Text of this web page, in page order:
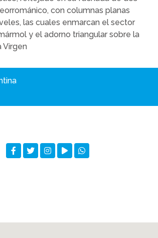
con columnas planas
las cuales enmarcan el sector
y el adorno triangular sobre la
Virgen